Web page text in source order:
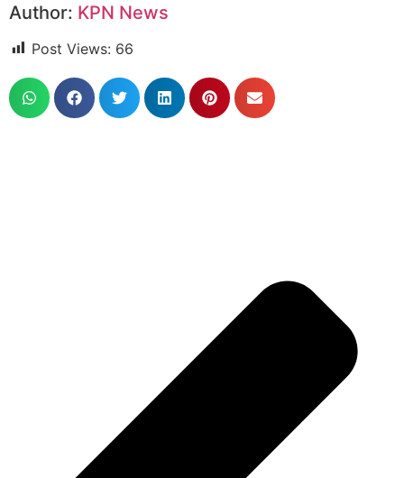
Author: KPN News
Post Views: 66